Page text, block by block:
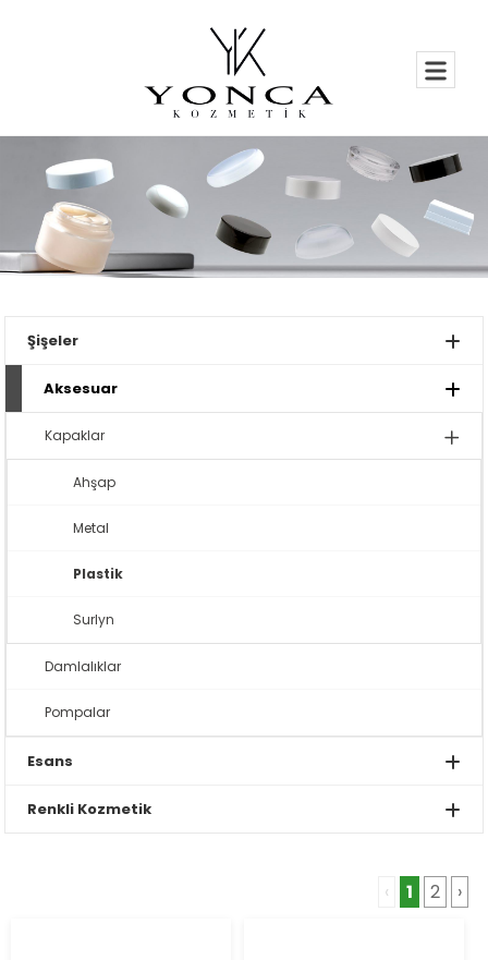
Şişeler
Aksesuar
Kapaklar
Ahşap
Metal
Plastik
Surlyn
Damlalıklar
Pompalar
Esans
Renkli Kozmetik
‹ 1 2 ›